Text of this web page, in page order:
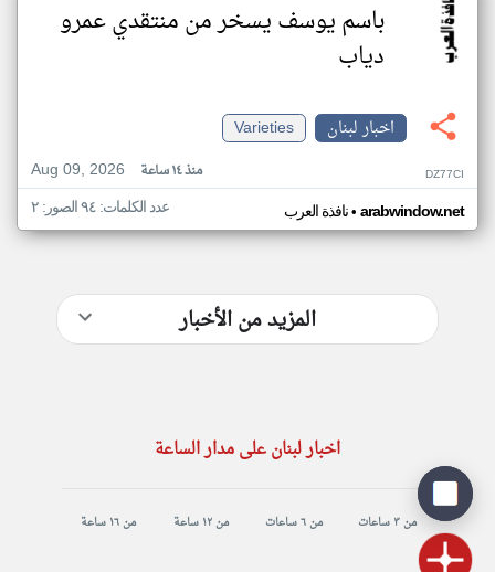
باسم يوسف يسخر من منتقدي عمرو
دياب
اخبار لبنان
Varieties
Aug 09, 2026
منذ ١٤ ساعة DZ77CI
نافذة العرب• arabwindow.net عدد الكلمات: ٩٤ الصور: ٢
المزيد من الأخبار
اخبار لبنان على مدار الساعة
من ٣ ساعات من ٦ ساعات من ١٢ ساعة من ١٦ ساعة